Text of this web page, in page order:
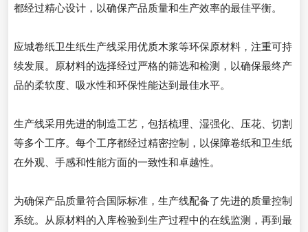
都经过精心设计，以确保产品质量和生产效率的最佳平衡。
应城卷纸卫生纸生产线采用优质木浆等环保原材料，注重可持
续发展。原材料的选择经过严格的筛选和检测，以确保最终产
品的柔软度、吸水性和环保性能达到最佳水平。
生产线采用先进的制造工艺，包括梳理、湿强化、压花、切割
等多个工序。每个工序都经过精密控制，以保障卷纸和卫生纸
在外观、手感和性能方面的一致性和卓越性。
为确保产品质量符合国际标准，生产线配备了先进的质量控制
系统。从原材料的入库检验到生产过程中的在线监测，再到最